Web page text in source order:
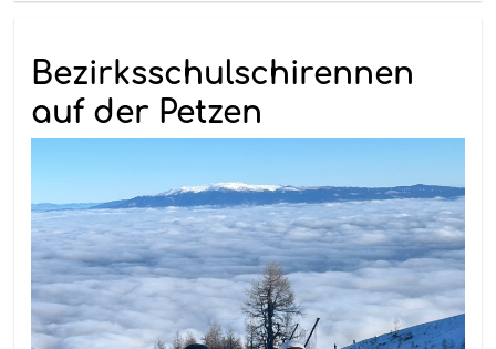
Bezirksschulschirennen
auf der Petzen